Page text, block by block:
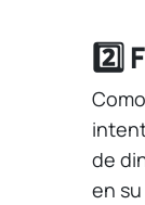
2️⃣
de
en